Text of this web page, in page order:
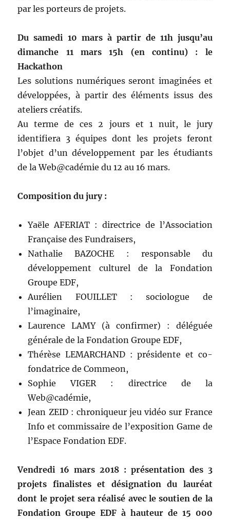
par les porteurs de projets.
Du samedi 10 mars à partir de 11h jusqu’au
dimanche 11 mars 15h (en continu) : le
Hackathon
Les solutions numériques seront imaginées et
développées, à partir des éléments issus des
ateliers créatifs.
Au terme de ces 2 jours et 1 nuit, le jury
identifiera 3 équipes dont les projets feront
l’objet d’un développement par les étudiants
de la Web@cadémie du 12 au 16 mars.
Composition du jury :
Yaële AFERIAT : directrice de l’Association
Française des Fundraisers,
Nathalie BAZOCHE : responsable du
développement culturel de la Fondation
Groupe EDF,
Aurélien FOUILLET : sociologue de
l’imaginaire,
Laurence LAMY (à confirmer) : déléguée
générale de la Fondation Groupe EDF,
Thérèse LEMARCHAND : présidente et co-
fondatrice de Commeon,
Sophie VIGER : directrice de la
Web@cadémie,
Jean ZEID : chroniqueur jeu vidéo sur France
Info et commissaire de l’exposition Game de
l’Espace Fondation EDF.
Vendredi 16 mars 2018 : présentation des 3
projets finalistes et désignation du lauréat
dont le projet sera réalisé avec le soutien de la
Fondation Groupe EDF à hauteur de 15 000